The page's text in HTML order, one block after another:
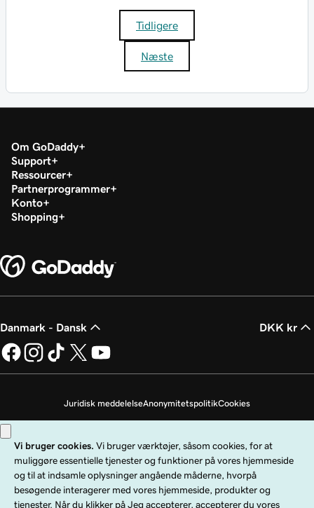
Tidligere
Næste
Om GoDaddy
Support
Ressourcer
Partnerprogrammer
Konto
Shopping
Danmark - Dansk DKK kr
Juridisk meddelelseAnonymitetspolitikCookies
Copyright © 1999 - 2026 GoDaddy Operating Company, LLC. Alle rettigheder
forbeholdes. GoDaddy-ordmærket er et registreret varemærke tilhørende
GoDaddy Operating Company, LLC i USA og andre lande. "GO"-logoet er et
registreret varemærke tilhørende GoDaddy.com, LLC i USA.